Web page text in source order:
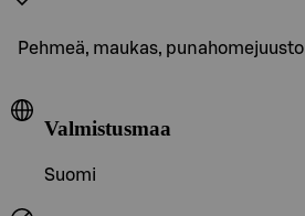
Pehmeä, maukas, punahomejuusto
Valmistusmaa
Suomi